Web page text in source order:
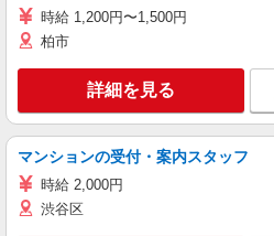
時給 1,200円〜1,500円
柏市
詳細を見る
マンションの受付・案内スタッフ
時給 2,000円
渋谷区